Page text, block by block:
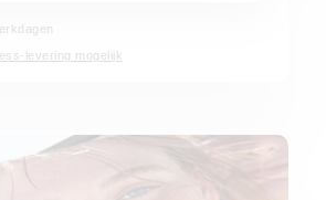
levering mogelijk